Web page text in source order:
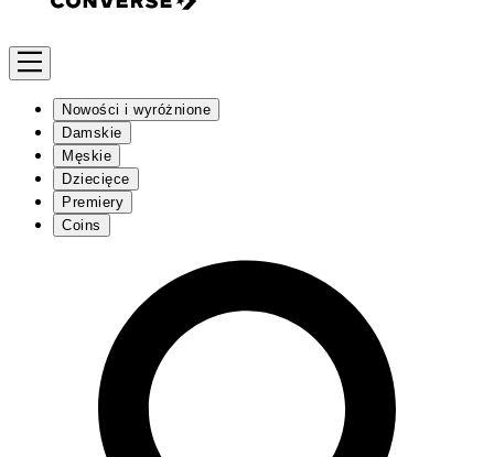
Nowości i wyróżnione
Damskie
Męskie
Dziecięce
Premiery
Coins